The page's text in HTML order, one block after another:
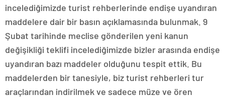
incelediğimizde turist rehberlerinde endişe uyandıran
maddelere dair bir basın açıklamasında bulunmak. 9
Şubat tarihinde meclise gönderilen yeni kanun
değişikliği teklifi incelediğimizde bizler arasında endişe
uyandıran bazı maddeler olduğunu tespit ettik. Bu
maddelerden bir tanesiyle, biz turist rehberleri tur
araçlarından indirilmek ve sadece müze ve ören